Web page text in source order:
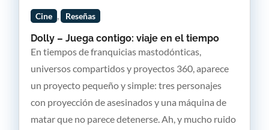
Dolly – Juega contigo: viaje en el tiempo
Cine , Reseñas
En tiempos de franquicias mastodónticas,
universos compartidos y proyectos 360, aparece
un proyecto pequeño y simple: tres personajes
con proyección de asesinados y una máquina de
matar que no parece detenerse. Ah, y mucho ruido